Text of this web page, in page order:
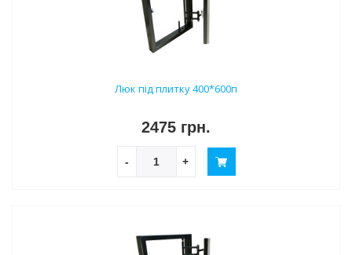
Люк під плитку 400*600п
2475 грн.
- +